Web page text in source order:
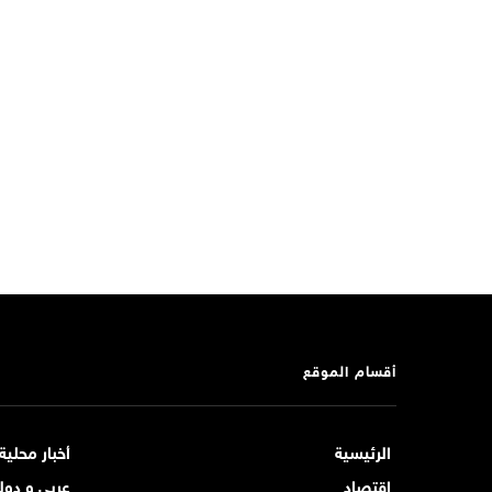
أقسام الموقع
الرئيسية
أخبار
اقتصاد
عربي و